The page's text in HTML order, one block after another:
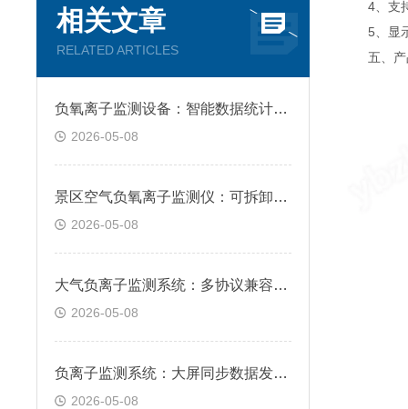
相关文章
RELATED ARTICLES
负氧离子监测设备：智能数据统计分析，自动生成周期监测报表
2026-05-08
景区空气负氧离子监测仪：可拆卸防尘过滤，日常维护简单无需拆机
2026-05-08
大气负离子监测系统：多协议兼容对接，轻松适配各类监测平台
2026-05-08
负离子监测系统：大屏同步数据发布，生态数值直观公示展示
2026-05-08
4、支持
5、显示
五、产